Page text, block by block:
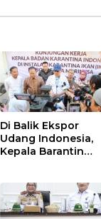
Di Balik Ekspor
Udang Indonesia,
Kepala Barantin
Optimal